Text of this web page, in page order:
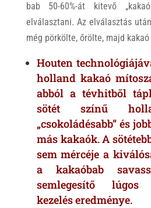
bab 50-60%-át kitevő
elválasztani. Az elválasztás
még pörkölte, őrölte, majd
Houten
holland kakaó
abból a tévhitből
sötét színű
„csokoládésabb” és
más kakaók. A
sem mércéje a
a kakaóbab
semlegesítő lúgos
kezelés eredménye.